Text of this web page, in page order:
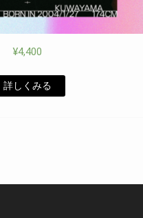
¥4,400
詳しくみる